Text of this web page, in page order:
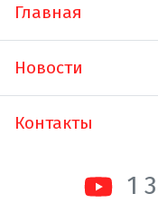
Главная
Новости
Контакты
1